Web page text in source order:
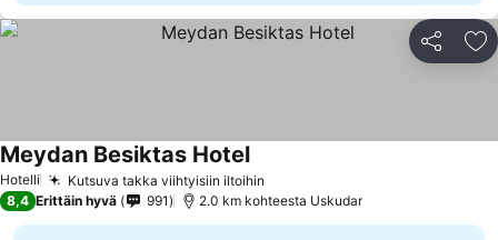
Jaa
Hotelli Kutsuva takka viihtyisiin iltoihin
Meydan Besiktas Hotel
8,4 Erittäin hyvä 991 2.0 km kohteesta Uskudar